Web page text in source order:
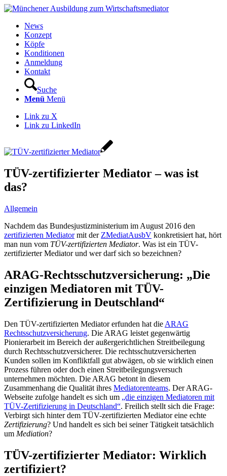
News
Konzept
Köpfe
Konditionen
Anmeldung
Kontakt
Suche
Menü Menü
Link zu X
Link zu LinkedIn
TÜV-zertifizierter Mediator – was ist
das?
Allgemein
Nachdem das Bundesjustizministerium im August 2016 den
zertifizierten Mediatormit der ZMediatAusbV konkretisiert hat, hört
man nun vom TÜV-zertifizierten Mediator. Was ist ein TÜV-
zertifizierter Mediator und wer darf sich so bezeichnen?
ARAG-Rechtsschutzversicherung: „Die
einzigen Mediatoren mit TÜV-
Zertifizierung in Deutschland“
Den TÜV-zertifizierten Mediator erfunden hat die ARAG
Rechtsschutzversicherung. Die ARAG leistet gegenwärtig
Pionierarbeit im Bereich der außergerichtlichen Streitbeilegung
durch Rechtsschutzversicherer. Die rechtsschutzversicherten
Kunden sollen im Konfliktfall gut abwägen, ob sie wirklich einen
Prozess führen oder doch einen Streitbeilegungsversuch
unternehmen möchten. Die ARAG betont in diesem
Zusammenhang die Qualität ihres Mediatorenteams. Der ARAG-
Webseite zufolge handelt es sich um „die einzigen Mediatoren mit
TÜV-Zertifizierung in Deutschland“. Freilich stellt sich die Frage:
Verbirgt sich hinter dem TÜV-zertifizierten Mediator eine echte
Zertifizierung? Und handelt es sich bei seiner Tätigkeit tatsächlich
um Mediation?
TÜV-zertifizierter Mediator: Wirklich
zertifiziert?